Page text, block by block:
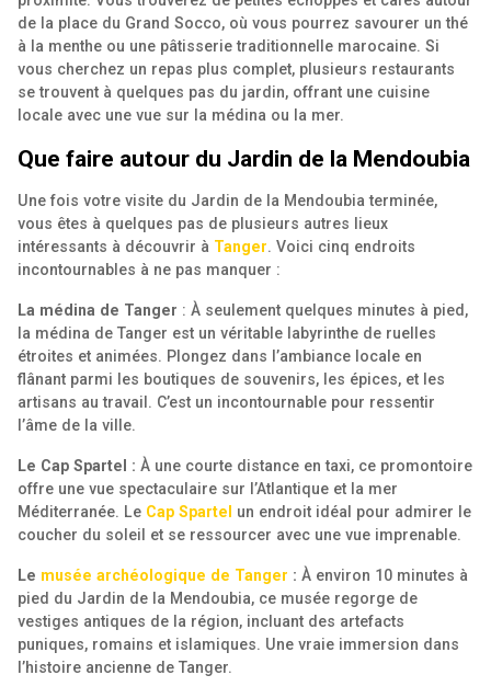
de la place du Grand Socco, où vous pourrez savourer un thé
à la menthe ou une pâtisserie traditionnelle marocaine. Si
vous cherchez un repas plus complet, plusieurs restaurants
se trouvent à quelques pas du jardin, offrant une cuisine
locale avec une vue sur la médina ou la mer.
Que faire autour du Jardin de la Mendoubia
Une fois votre visite du Jardin de la Mendoubia terminée,
vous êtes à quelques pas de plusieurs autres lieux
intéressants à découvrir à Tanger. Voici cinq endroits
incontournables à ne pas manquer :
La médina de Tanger : À seulement quelques minutes à pied,
la médina de Tanger est un véritable labyrinthe de ruelles
étroites et animées. Plongez dans l’ambiance locale en
flânant parmi les boutiques de souvenirs, les épices, et les
artisans au travail. C’est un incontournable pour ressentir
l’âme de la ville.
Le Cap Spartel : À une courte distance en taxi, ce promontoire
offre une vue spectaculaire sur l’Atlantique et la mer
Méditerranée. Le Cap Spartel
un endroit idéal pour admirer le
coucher du soleil et se ressourcer avec une vue imprenable.
Le musée archéologique de Tanger : À environ 10 minutes à
pied du Jardin de la Mendoubia, ce musée regorge de
vestiges antiques de la région, incluant des artefacts
puniques, romains et islamiques. Une vraie immersion dans
l’histoire ancienne de Tanger.